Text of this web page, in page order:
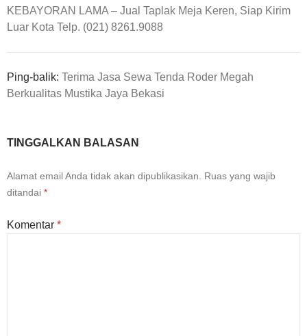
KEBAYORAN LAMA – Jual Taplak Meja Keren, Siap Kirim
Luar Kota Telp. (021) 8261.9088
Ping-balik: Terima Jasa Sewa Tenda Roder Megah
Berkualitas Mustika Jaya Bekasi
TINGGALKAN BALASAN
Alamat email Anda tidak akan dipublikasikan.
Ruas yang wajib
ditandai *
Komentar *